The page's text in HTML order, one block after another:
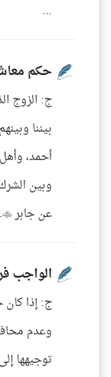
...
حكم
ج: الزوج
بيننا
أحمد،
وبين
عن جابر . وسواء كان جاحدًا لوجوبها، أم لم يجحد ...
الواجب
ج: إذا كان
وعدم
توجيهها